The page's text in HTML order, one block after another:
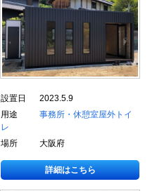
設置日
2023.5.9
用途
事務所・休憩室屋外トイ
レ
場所
大阪府
詳細はこちら